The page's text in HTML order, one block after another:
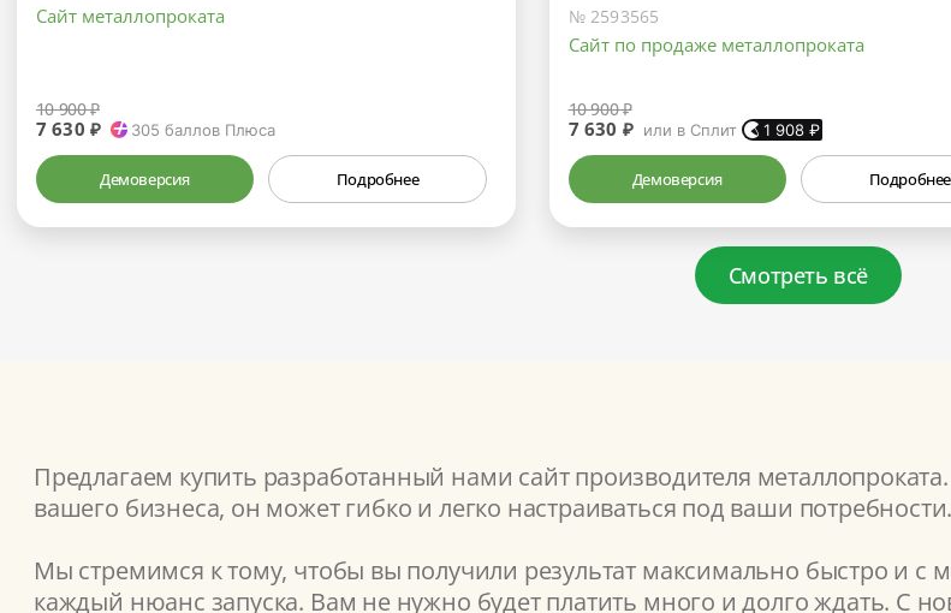
Сайт металлопроката
10 900 ₽
7 630 ₽ 305 баллов Плюса
Демоверсия Подробнее
№ 2593565
Сайт по продаже металлопроката
10 900 ₽
7 630 ₽ или в Сплит 1 908₽
Демоверсия Подробнее
Смотреть всё
Предлагаем купить разработанный нами сайт производителя
вашего бизнеса, он может гибко и легко настраиваться под ваши потребности.
Мы стремимся к тому, чтобы вы получили результат максимально быстро и с
каждый нюанс запуска. Вам не нужно будет платить много и долго ждать. С